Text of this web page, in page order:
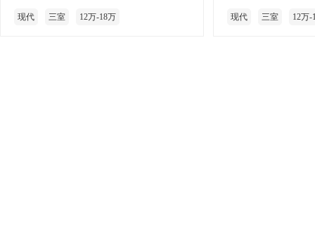
现代 三室 12万-18万 现代 三室 12万-